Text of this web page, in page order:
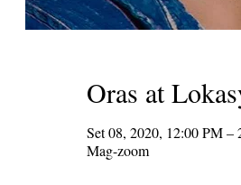
Oras at
Set 08, 2020, 12:00 PM –
Mag-zoom